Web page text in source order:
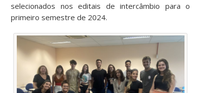
selecionados nos editais de intercâmbio para o
primeiro semestre de 2024.